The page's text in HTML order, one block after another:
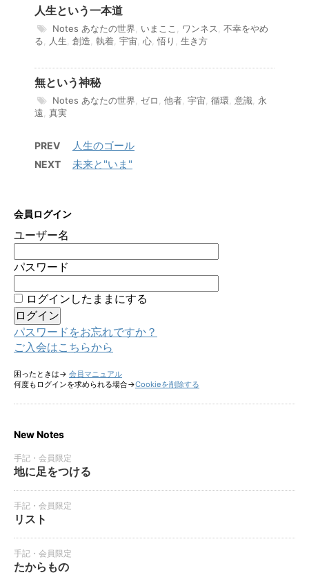
人生という一本道
Notes あなたの世界 いまここ ワンネス
不幸をやめ
る
人生 創造 執着 宇宙 心 悟り 生き方
無という神秘
Notes あなたの世界 ゼロ 他者 宇宙 循環 意識 永
遠 真実
PREV 人生のゴール
NEXT 未来と"いま"
会員ログイン
ユーザー名
パスワード
ログインしたままにする
パスワードをお忘れですか？
ご入会はこちらから
困ったときは→ 会員マニュアル
何度もログインを求められる場合→Cookieを削除する
New Notes
手記・会員限定
地に足をつける
手記・会員限定
リスト
手記・会員限定
たからもの